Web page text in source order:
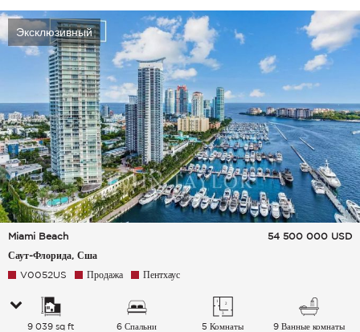
Эксклюзивный
Miami Beach
Саут-Флорида, Сша
54 500 000 USD
V0052US Продажа Пентхаус
9 039 sq ft 6 Спальни 5 Комнаты 9 Ванные комнаты